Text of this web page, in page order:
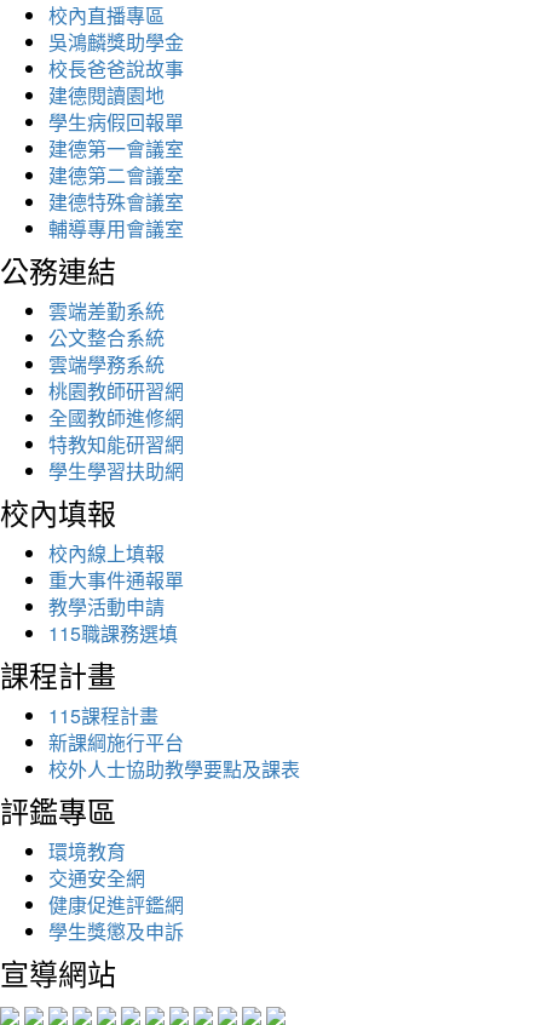
校內直播專區
吳鴻麟獎助學金
校長爸爸說故事
建德閱讀園地
學生病假回報單
建德第一會議室
建德第二會議室
建德特殊會議室
輔導專用會議室
公務連結
雲端差勤系統
公文整合系統
雲端學務系統
桃園教師研習網
全國教師進修網
特教知能研習網
學生學習扶助網
校內填報
校內線上填報
重大事件通報單
教學活動申請
115職課務選填
課程計畫
115課程計畫
新課綱施行平台
校外人士協助教學要點及課表
評鑑專區
環境教育
交通安全網
健康促進評鑑網
學生獎懲及申訴
宣導網站